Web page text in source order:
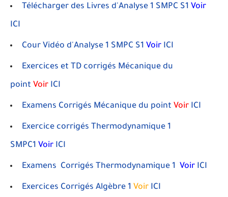
Télécharger des Livres d'Analyse 1 SMPC S1 Voir
ICI
Cour Vidéo d'Analyse 1 SMPC S1 Voir ICI
Exercices et TD corrigés Mécanique du
point Voir ICI
Examens Corrigés Mécanique du point Voir ICI
Exercice corrigés Thermodynamique 1
SMPC1 Voir ICI
Examens Corrigés Thermodynamique 1 Voir ICI
Exercices Corrigés Algèbre 1 Voir ICI